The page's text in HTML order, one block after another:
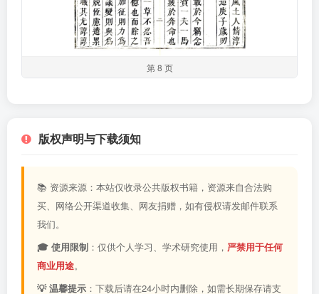
第 8 页
版权声明与下载须知
📚 资源来源：本站仅收录公共版权书籍，资源来自合法购
买、网络公开渠道收集、网友捐赠，如有侵权请发邮件联系
我们。
🎓 使用限制 ：仅供个人学习、学术研究使用， 严禁用于任何
商业用途。
💡 温馨提示 ：下载后请在24小时内删除，如需长期保存请支